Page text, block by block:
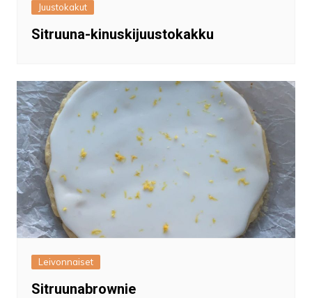
Juustokakut
Sitruuna-kinuskijuustokakku
Leivonnaiset
Sitruunabrownie